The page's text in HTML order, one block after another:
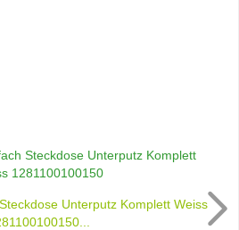
Unterputz Komplett Weiss